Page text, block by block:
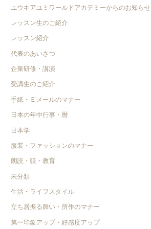
ユウキアユミワールドアカデミーからのお知らせ
レッスン生のご紹介
レッスン紹介
代表のあいさつ
企業研修・講演
受講生のご紹介
手紙・Ｅメールのマナー
日本の年中行事・暦
日本学
服装・ファッションのマナー
朗読・躾・教育
未分類
生活・ライフスタイル
立ち居振る舞い・所作のマナー
第一印象アップ・好感度アップ